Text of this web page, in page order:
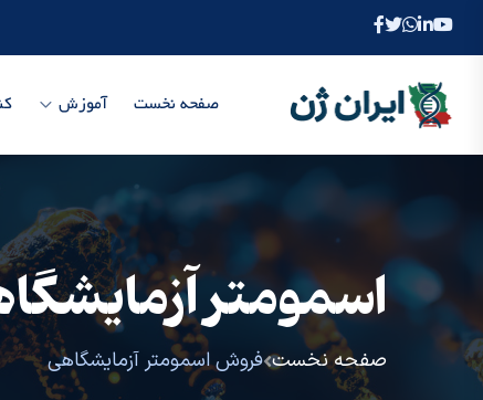
صفحه نخست آموزش
اسمومتر
صفحه نخست فروش اسمومتر آزمایشگاهی